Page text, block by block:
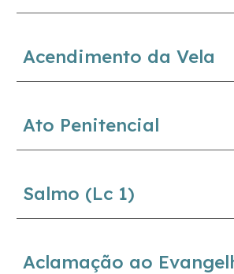
Acendimento da Vela
Ato Penitencial
Salmo (Lc 1)
Aclamação ao